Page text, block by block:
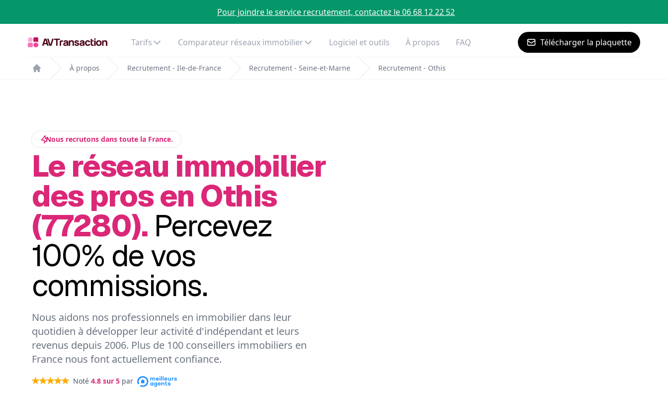
Pour joindre le service recrutement, contactez le 06 68 12 22 52
Tarifs Comparateur réseaux immobilier Logiciel et outils À propos FAQ Télécharger la plaquette
Home
À propos Recrutement - Ile-de-France Recrutement - Seine-et-Marne Recrutement - Othis
Nous recrutons dans toute la France.
Le réseau immobilier
des pros en Othis
(77280). Percevez
100% de vos
commissions.
Nous aidons nos professionnels en immobilier dans leur
quotidien à développer leur activité d'indépendant et leurs
revenus depuis 2006. Plus de 100 conseillers immobiliers en
France nous font actuellement confiance.
Noté 4.8 sur 5 par